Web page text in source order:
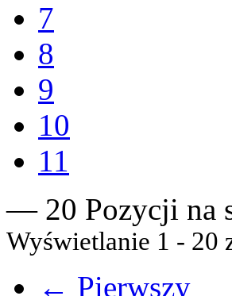
7
8
9
10
11
— 20 Pozycji na
Wyświetlanie 1 - 20
← Pierwszy